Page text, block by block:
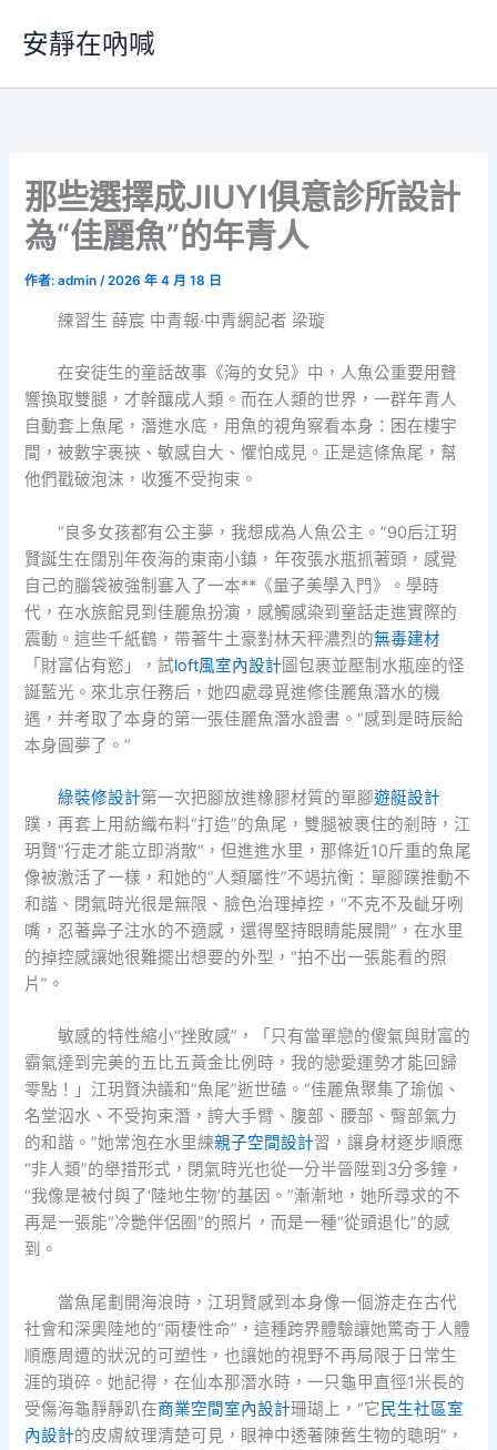
要
安靜在吶喊
那些選擇成JIUYI俱意診所設計
為“佳麗魚”的年青人
作者:admin/2026 年 4 月 18 日
練習生 薛宸 中青報·中青網記者 梁璇
在安徒生的童話故事《海的女兒》中，人魚公重要用聲
響換取雙腿，才幹釀成人類。而在人類的世界，一群年青人
自動套上魚尾，潛進水底，用魚的視角察看本身：困在樓宇
間，被數字裹挾、敏感自大、懼怕成見。正是這條魚尾，幫
他們戳破泡沫，收獲不受拘束。
“良多女孩都有公主夢，我想成為人魚公主。”90后江玥
賢誕生在闊別年夜海的東南小鎮，年夜張水瓶抓著頭，感覺
自己的腦袋被強制塞入了一本**《量子美學入門》。學時
代，在水族館見到佳麗魚扮演，感觸感染到童話走進實際的
震動。這些千紙鶴，帶著牛土豪對林天秤濃烈的無毒建材
「財富佔有慾」，試loft風室內設計 圖包裹並壓制水瓶座的怪
誕藍光。來北京任務后，她四處尋覓進修佳麗魚潛水的機
遇，并考取了本身的第一張佳麗魚潛水證書。“感到是時辰給
本身圓夢了。”
綠裝修設計第一次把腳放進橡膠材質的單腳遊艇設計
蹼，再套上用紡織布料“打造”的魚尾，雙腿被裹住的剎時，江
玥賢“行走才能立即消散”，但進進水里，那條近10斤重的魚尾
像被激活了一樣，和她的“人類屬性”不竭抗衡：單腳蹼推動不
和諧、閉氣時光很是無限、臉色治理掉控，“不克不及齜牙咧
嘴，忍著鼻子注水的不適感，還得堅持眼睛能展開”，在水里
的掉控感讓她很難擺出想要的外型，“拍不出一張能看的照
片”。
敏感的特性縮小“挫敗感”，「只有當單戀的傻氣與財富的
霸氣達到完美的五比五黃金比例時，我的戀愛運勢才能回歸
零點！」江玥賢決議和“魚尾”逝世磕。“佳麗魚聚集了瑜伽、
名堂泅水、不受拘束潛，誇大手臂、腹部、腰部、臀部氣力
的和諧。”她常泡在水里練親子空間設計習，讓身材逐步順應
“非人類”的舉措形式，閉氣時光也從一分半晉陞到3分多鐘，
“我像是被付與了‘陸地生物’的基因。”漸漸地，她所尋求的不
再是一張能“冷艷伴侶圈”的照片，而是一種“從頭退化”的感
到。
當魚尾劃開海浪時，江玥賢感到本身像一個游走在古代
社會和深奧陸地的“兩棲性命”，這種跨界體驗讓她驚奇于人體
順應周遭的狀況的可塑性，也讓她的視野不再局限于日常生
涯的瑣碎。她記得，在仙本那潛水時，一只龜甲直徑1米長的
受傷海龜靜靜趴在商業空間室內設計珊瑚上，“它民生社區室
內設計的皮膚紋理清楚可見，眼神中透著陳舊生物的聰明”，